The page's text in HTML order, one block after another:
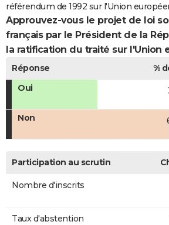
référendum de 1992 sur l'Union
Approuvez-vous le projet de loi
français par le Président de la
la ratification du traité sur l'Union
Réponse %
Oui
Non
Participation au scrutin
Nombre d'inscrits
Taux d'abstention